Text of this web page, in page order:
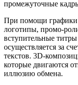
промежуточные
При помощи графики
логотипы, промо-
вступительные
осуществляется за
текстов. 3D-
которые двигаются
иллюзию обмена.